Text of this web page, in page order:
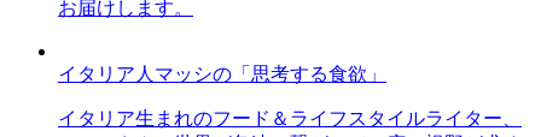
お届けします。
イタリア人マッシの「思考する食欲」
イタリア生まれのフード＆ライフスタイルライター、